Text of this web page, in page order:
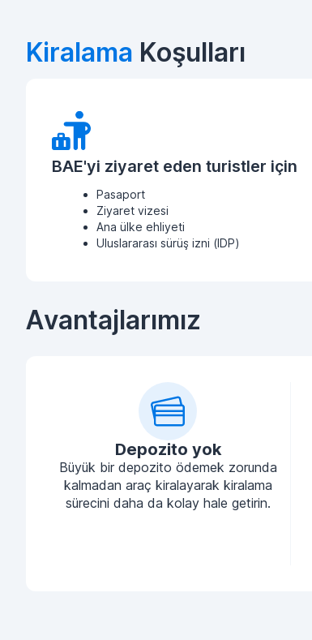
Kiralama Koşulları
BAE'yi ziyaret eden turistler için
Pasaport
Ziyaret vizesi
Ana ülke ehliyeti
Uluslararası sürüş izni (IDP)
Avantajlarımız
Depozito yok
Büyük bir depozito ödemek zorunda
kalmadan araç kiralayarak kiralama
sürecini daha da kolay hale getirin.